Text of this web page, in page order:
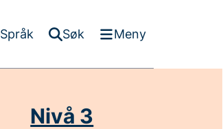
Språk Søk Meny
Nivå 3